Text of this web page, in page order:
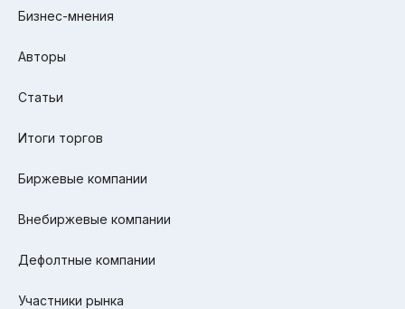
Бизнес-мнения
Авторы
Статьи
Итоги торгов
Биржевые компании
Внебиржевые компании
Дефолтные компании
Участники рынка